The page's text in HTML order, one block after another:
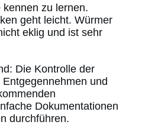
zu lernen.
geht leicht. Würmer
eklig und ist sehr
Die Kontrolle der
und
Dokumentationen
durchführen.